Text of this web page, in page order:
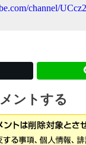
channel/
ントする